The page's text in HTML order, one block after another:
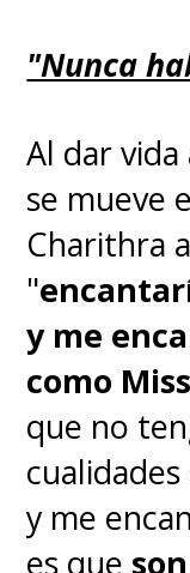
"Nunca
Al dar
se mueve
Charithra
"
y me
como
que no
y me
es que